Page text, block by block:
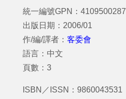
統一編號GPN：4109500287
出版日期：2006/01
作/編/譯者： 客委會
語言：中文
頁數：3
ISBN／ISSN：9860043531